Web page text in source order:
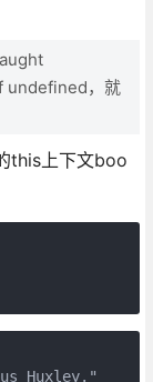
undefined，就
this上下文boo
Huxley."